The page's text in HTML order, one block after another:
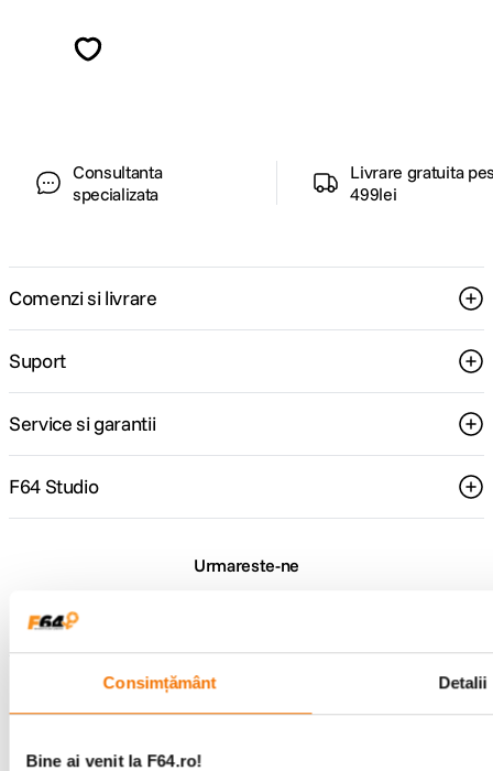
Consimțământ Detalii
Bine ai venit la F64.ro!
Consultanta
specializata
Livrare gratuita
499lei
Comenzi si livrare
Suport
Service si garantii
F64 Studio
Urmareste-ne
Metode de plata